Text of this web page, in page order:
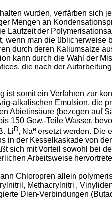
wurden, verfärben sich
Mengen an
Laufzeit der
wenn man die
durch deren Kaliumsalze
kann durch die Wahl der
die nach der
ist somit ein Verfahren zur
alkalischen Emulsion, die
Abietinsäure (bezogen auf
150 Gew.-Teile Wasser,
LiD, Nae ersetzt werden. Die
in der Kesselkaskade von
sich mit Vorteil sowohl bei
Arbeitsweise
Chloropren allein
Methacrylnitril,
Dien-Verbindungen